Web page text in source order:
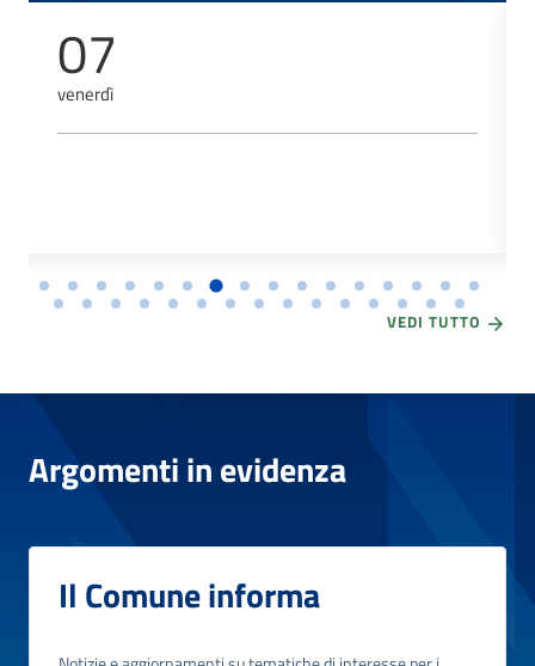
07
venerdì
VEDI TUTTO
Argomenti in evidenza
Il Comune informa